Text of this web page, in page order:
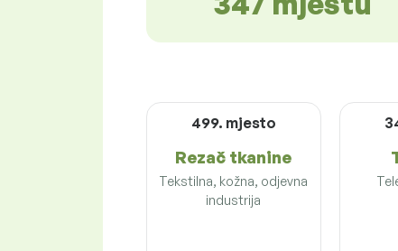
499. mjesto
Rezač tkanine
Tekstilna, kožna, odjevna
industrija